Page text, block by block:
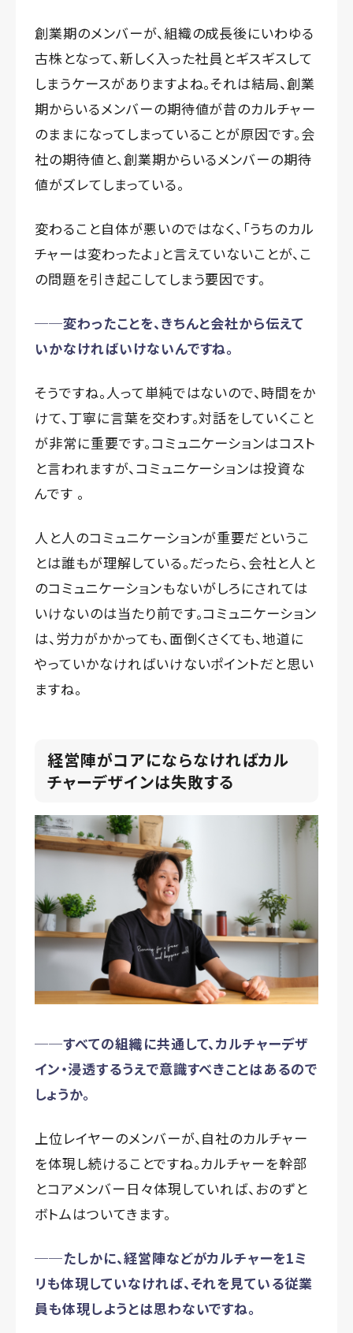
創業期のメンバーが、組織の成長後にいわゆる
古株となって、新しく入った社員とギスギスして
しまうケースがありますよね。それは結局、創業
期からいるメンバーの期待値が昔のカルチャー
のままになってしまっていることが原因です。会
社の期待値と、創業期からいるメンバーの期待
値がズレてしまっている。
変わること自体が悪いのではなく、「うちのカル
チャーは変わったよ」と言えていないことが、こ
の問題を引き起こしてしまう要因です。
──変わったことを、きちんと会社から伝えて
いかなければいけないんですね。
そうですね。人って単純ではないので、時間をか
けて、丁寧に言葉を交わす。対話をしていくこと
が非常に重要です。コミュニケーションはコスト
と言われますが、コミュニケーションは投資な
んです 。
人と人のコミュニケーションが重要だというこ
とは誰もが理解している。だったら、会社と人と
のコミュニケーションもないがしろにされては
いけないのは当たり前です。コミュニケーション
は、労力がかかっても、面倒くさくても、地道に
やっていかなければいけないポイントだと思い
ますね。
経営陣がコアにならなければカル
チャーデザインは失敗する
──すべての組織に共通して、カルチャーデザ
イン・浸透するうえで意識すべきことはあるので
しょうか。
上位レイヤーのメンバーが、自社のカルチャー
を体現し続けることですね。カルチャーを幹部
とコアメンバー日々体現していれば、おのずと
ボトムはついてきます。
──たしかに、経営陣などがカルチャーを1ミ
リも体現していなければ、それを見ている従業
員も体現しようとは思わないですね。